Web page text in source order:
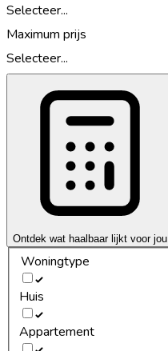
Selecteer...
Maximum prijs
Selecteer...
Ontdek wat haalbaar lijkt voor jou
Woningtype
Huis
Appartement